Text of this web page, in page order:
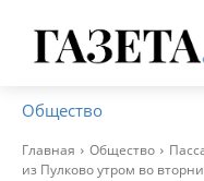
Общество
Главная Общество
из Пулково утром во